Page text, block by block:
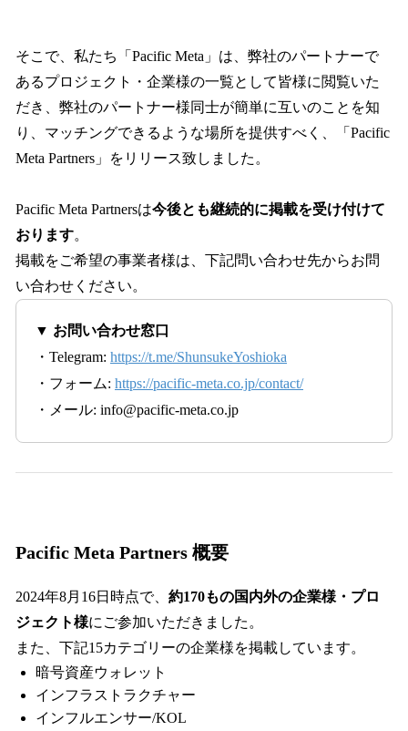
そこで、私たち「Pacific Meta」は、弊社のパートナーで
あるプロジェクト・企業様の一覧として皆様に閲覧いた
だき、弊社のパートナー様同士が簡単に互いのことを知
り、マッチングできるような場所を提供すべく、「Pacific
Meta Partners」をリリース致しました。
Pacific Meta Partnersは今後とも継続的に掲載を受け付けて
おります。
掲載をご希望の事業者様は、下記問い合わせ先からお問
い合わせください。
▼ お問い合わせ窓口
・Telegram: https://t.me/ShunsukeYoshioka
・フォーム: https://pacific-meta.co.jp/contact/
・メール: info@pacific-meta.co.jp
Pacific Meta Partners 概要
2024年8月16日時点で、 約170もの国内外の企業様・プロ
ジェクト様にご参加いただきました。
また、下記15カテゴリーの企業様を掲載しています。
暗号資産ウォレット
インフラストラクチャー
インフルエンサー/KOL